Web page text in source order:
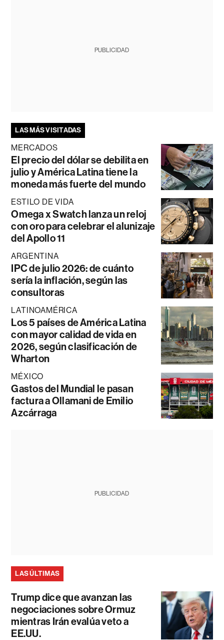
PUBLICIDAD
LAS MÁS VISITADAS
MERCADOS
El precio del dólar se debilita en
julio y América Latina tiene la
moneda más fuerte del mundo
ESTILO DE VIDA
Omega x Swatch lanza un reloj
con oro para celebrar el alunizaje
del Apollo 11
ARGENTINA
IPC de julio 2026: de cuánto
sería la inflación, según las
consultoras
LATINOAMÉRICA
Los 5 países de América Latina
con mayor calidad de vida en
2026, según clasificación de
Wharton
MÉXICO
Gastos del Mundial le pasan
factura a Ollamani de Emilio
Azcárraga
PUBLICIDAD
LAS ÚLTIMAS
Trump dice que avanzan las
negociaciones sobre Ormuz
mientras Irán evalúa veto a
EE.UU.